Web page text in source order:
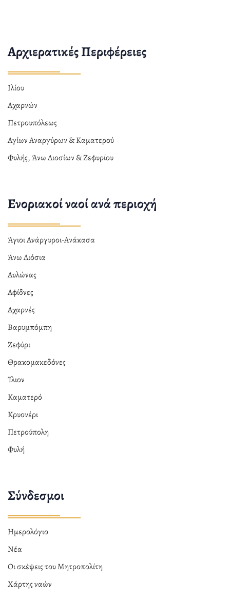
Αρχιερατικές Περιφέρειες
Ιλίου
Αχαρνών
Πετρουπόλεως
Αγίων Αναργύρων & Καματερού
Φυλής, Άνω Λιοσίων & Ζεφυρίου
Ενοριακοί ναοί ανά περιοχή
Άγιοι Ανάργυροι-Ανάκασα
Άνω Λιόσια
Αυλώνας
Αφίδνες
Αχαρνές
Βαρυμπόμπη
Ζεφύρι
Θρακομακεδόνες
Ίλιον
Καματερό
Κρυονέρι
Πετρούπολη
Φυλή
Σύνδεσμοι
Ημερολόγιο
Νέα
Οι σκέψεις του Μητροπολίτη
Χάρτης ναών